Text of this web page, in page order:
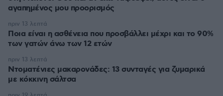
αγαπημένος μου προορισμός
Ποια είναι η ασθένεια που προσβάλλει μέχρι και το 90%
των γατών άνω των 12 ετών
πριν 13 λεπτά
Ντοματένιες μακαρονάδες: 13 συνταγές για ζυμαρικά
με κόκκινη σάλτσα
πριν 13 λεπτά